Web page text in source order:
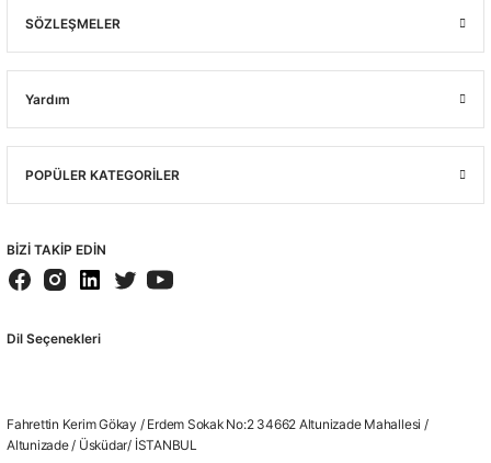
SÖZLEŞMELER
Yardım
POPÜLER KATEGORİLER
BİZİ TAKİP EDİN
Dil Seçenekleri
Fahrettin Kerim Gökay / Erdem Sokak No:2 34662 Altunizade Mahallesi /
Altunizade / Üsküdar/ İSTANBUL